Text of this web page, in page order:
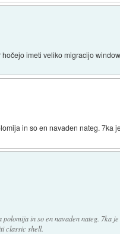
imeti veliko migracijo
in so en navaden nateg.
in so en navaden nateg. 7ka
classic shell.